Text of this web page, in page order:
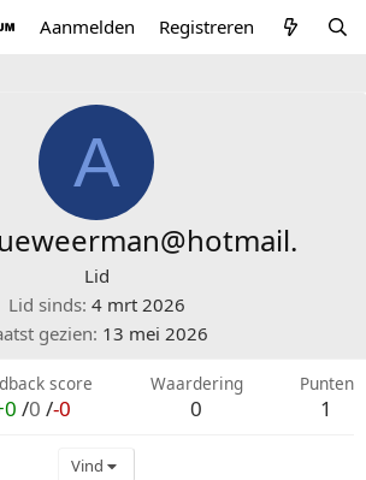
Aanmelden Registreren
A
Lid
Lid sinds 4 mrt 2026
gezien 13 mei 2026
score
/0 /-0
Waardering
0
Punten
1
Vind